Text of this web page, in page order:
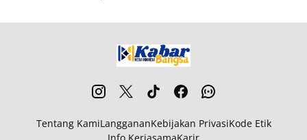
Tentang KamiLanggananKebijakan PrivasiKode Etik